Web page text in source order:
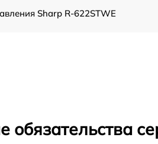
Sharp R-622STWE
обязательства